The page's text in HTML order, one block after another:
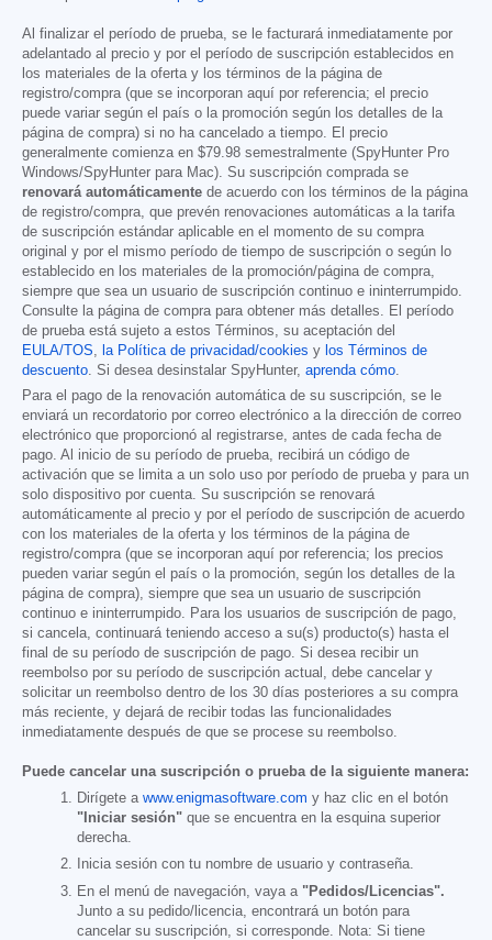
Al finalizar el período de prueba, se le facturará inmediatamente por
adelantado al precio y por el período de suscripción establecidos en
los materiales de la oferta y los términos de la página de
registro/compra (que se incorporan aquí por referencia; el precio
puede variar según el país o la promoción según los detalles de la
página de compra) si no ha cancelado a tiempo. El precio
generalmente comienza en $79.98 semestralmente (SpyHunter Pro
Windows/SpyHunter para Mac). Su suscripción comprada se
renovará automáticamente de acuerdo con los términos de la página
de registro/compra, que prevén renovaciones automáticas a la tarifa
de suscripción estándar aplicable en el momento de su compra
original y por el mismo período de tiempo de suscripción o según lo
establecido en los materiales de la promoción/página de compra,
siempre que sea un usuario de suscripción continuo e ininterrumpido.
Consulte la página de compra para obtener más detalles. El período
de prueba está sujeto a estos Términos, su aceptación del
EULA/TOS, la Política de privacidad/cookies y los Términos de
descuento. Si desea desinstalar SpyHunter, aprenda cómo.
Para el pago de la renovación automática de su suscripción, se le
enviará un recordatorio por correo electrónico a la dirección de correo
electrónico que proporcionó al registrarse, antes de cada fecha de
pago. Al inicio de su período de prueba, recibirá un código de
activación que se limita a un solo uso por período de prueba y para un
solo dispositivo por cuenta. Su suscripción se renovará
automáticamente al precio y por el período de suscripción de acuerdo
con los materiales de la oferta y los términos de la página de
registro/compra (que se incorporan aquí por referencia; los precios
pueden variar según el país o la promoción, según los detalles de la
página de compra), siempre que sea un usuario de suscripción
continuo e ininterrumpido. Para los usuarios de suscripción de pago,
si cancela, continuará teniendo acceso a su(s) producto(s) hasta el
final de su período de suscripción de pago. Si desea recibir un
reembolso por su período de suscripción actual, debe cancelar y
solicitar un reembolso dentro de los 30 días posteriores a su compra
más reciente, y dejará de recibir todas las funcionalidades
inmediatamente después de que se procese su reembolso.
Puede cancelar una suscripción o prueba de la siguiente manera:
Dirígete a www.enigmasoftware.com y haz clic en el botón
"Iniciar sesión" que se encuentra en la esquina superior
derecha.
Inicia sesión con tu nombre de usuario y contraseña.
En el menú de navegación, vaya a "Pedidos/Licencias".
Junto a su pedido/licencia, encontrará un botón para
cancelar su suscripción, si corresponde. Nota: Si tiene